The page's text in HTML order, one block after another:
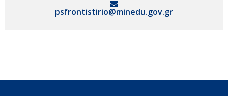
psfrontistirio@minedu.gov.gr